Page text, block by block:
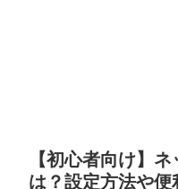
【初心者向け】
は？設定方法や